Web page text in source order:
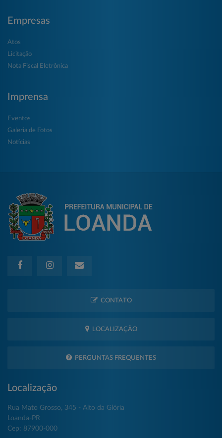
Empresas
Atos
Licitação
Nota Fiscal Eletrônica
Imprensa
Eventos
Galeria de Fotos
Notícias
CONTATO
LOCALIZAÇÃO
PERGUNTAS FREQUENTES
Localização
Rua Mato Grosso, 345 - Alto da Glória
Loanda-PR
Cep: 87900-000